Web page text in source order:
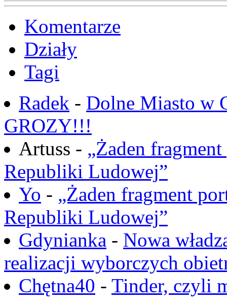
Komentarze
Działy
Tagi
Radek - Dolne Miasto w
GROZY!!!
Artuss - „Żaden
Republiki Ludowej”
Yo - „Żaden fragment
Republiki Ludowej”
Gdynianka - Nowa
realizacji wyborczych
Chętna40 - Tinder, czyli